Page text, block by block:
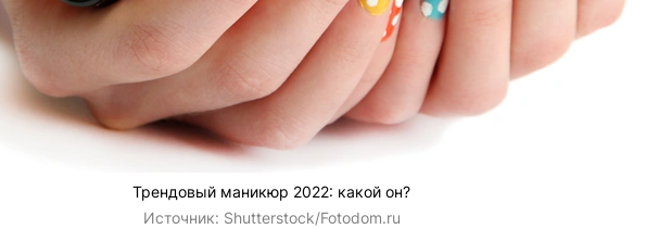
Трендовый маникюр 2022: какой он?
Источник: Shutterstock/Fotodom.ru